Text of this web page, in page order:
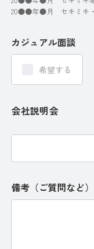
20●●年●月 セキミキ
カジュアル面談
希望する
会社説明会
備考（ご質問など）